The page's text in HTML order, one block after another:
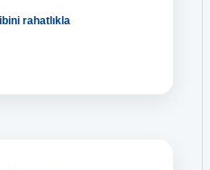
rahatlıkla